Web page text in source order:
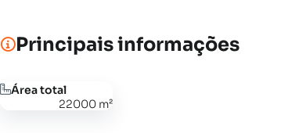
Principais informações
Área total
22000 m²